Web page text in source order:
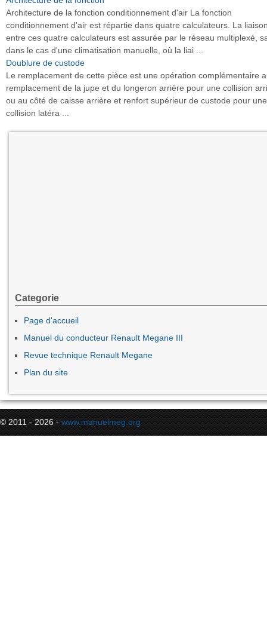
Architecture de la fonction conditionnement d'air La fonction
conditionnement d'air est répartie dans quatre calculateurs. La
entre ces quatre calculateurs est assurée par le réseau multiplexé,
dans le cas d'une climatisation manuelle, où la liai ...
Doublure de custode
Le remplacement de cette pièce est une opération complémentaire
remplacement de la jupe et du longeron arrière pour une collision
ou au côté de caisse arrière et renfort supérieur de custode pour une
collision latéra ...
Categorie
Page d'accueil
Manuel du conducteur Renault Megane III
Revue technique Renault Megane
Plan du site
© 2011 - 2026 - www.manuelmeg.org